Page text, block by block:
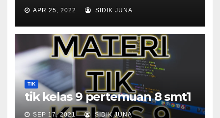
APR 25, 2022 SIDIK JUNA
TIK
tik kelas 9 pertemuan 8 smt1
SEP 17, 2021 SIDIK JUNA